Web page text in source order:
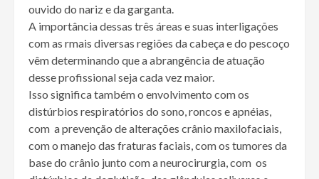
ouvido do nariz e da garganta.
A importância dessas três áreas e suas interligações
com as rmais diversas regiões da cabeça e do pescoço
vêm determinando que a abrangência de atuação
desse profissional seja cada vez maior.
Isso significa também o envolvimento com os
distúrbios respiratórios do sono, roncos e apnéias,
com a prevenção de alterações crânio maxilofaciais,
com o manejo das fraturas faciais, com os tumores da
base do crânio junto com a neurocirurgia, com os